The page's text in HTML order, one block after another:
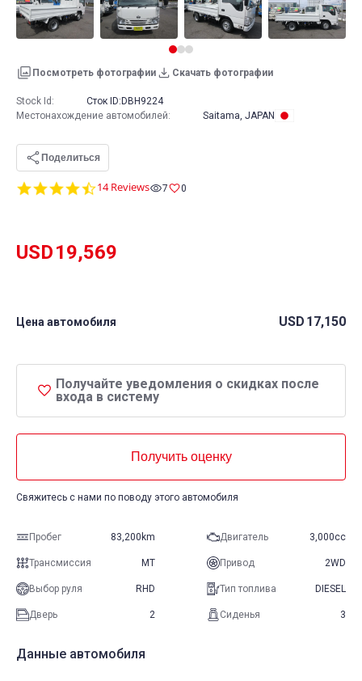
Посмотреть фотографии Скачать фотографии
4.6
14 Reviews 7 0
USD19,569
Цена автомобиля USD 17,150
Получайте уведомления о скидках после
входа в систему
Получить оценку
Свяжитесь с нами по поводу этого автомобиля
Пробег 83,200km Двигатель 3,000cc
Трансмиссия MT Привод 2WD
Выбор руля RHD Тип топлива DIESEL
Дверь 2 Сиденья 3
Stock Id: Сток ID: DBH9224
Местонахождение автомобилей: Saitama, JAPAN
Поделиться
Данные автомобиля